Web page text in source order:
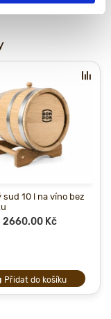
sud 10 l na víno bez
2660.00 Kč
Přidat do košíku